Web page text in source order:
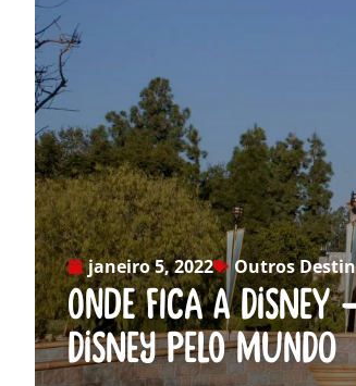
janeiro 5, 2022 Outros
Onde fica a Disney
Disney Pelo Mundo